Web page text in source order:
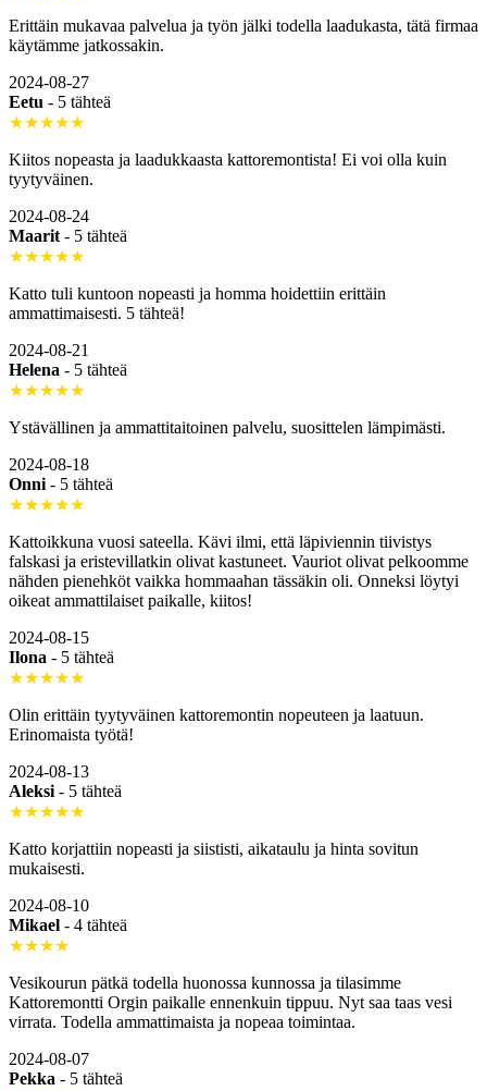
Erittäin mukavaa palvelua ja työn jälki todella laadukasta, tätä firmaa
käytämme jatkossakin.
2024-08-27
Eetu - 5 tähteä
★★★★★
Kiitos nopeasta ja laadukkaasta kattoremontista! Ei voi olla kuin
tyytyväinen.
2024-08-24
Maarit - 5 tähteä
★★★★★
Katto tuli kuntoon nopeasti ja homma hoidettiin erittäin
ammattimaisesti. 5 tähteä!
2024-08-21
Helena - 5 tähteä
★★★★★
Ystävällinen ja ammattitaitoinen palvelu, suosittelen lämpimästi.
2024-08-18
Onni - 5 tähteä
★★★★★
Kattoikkuna vuosi sateella. Kävi ilmi, että läpiviennin tiivistys
falskasi ja eristevillatkin olivat kastuneet. Vauriot olivat pelkoomme
nähden pienehköt vaikka hommaahan tässäkin oli. Onneksi löytyi
oikeat ammattilaiset paikalle, kiitos!
2024-08-15
Ilona - 5 tähteä
★★★★★
Olin erittäin tyytyväinen kattoremontin nopeuteen ja laatuun.
Erinomaista työtä!
2024-08-13
Aleksi - 5 tähteä
★★★★★
Katto korjattiin nopeasti ja siististi, aikataulu ja hinta sovitun
mukaisesti.
2024-08-10
Mikael - 4 tähteä
★★★★
Vesikourun pätkä todella huonossa kunnossa ja tilasimme
Kattoremontti Orgin paikalle ennenkuin tippuu. Nyt saa taas vesi
virrata. Todella ammattimaista ja nopeaa toimintaa.
2024-08-07
Pekka - 5 tähteä